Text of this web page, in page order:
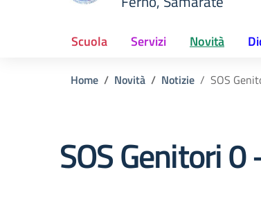
Scuola Servizi Novità
Home Novità Notizie SOS
SOS Genitori 0